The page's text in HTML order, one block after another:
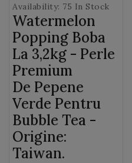
Availability: 75 In Stock
Watermelon
Popping Boba
La 3,2kg - Perle
Premium
De Pepene
Verde Pentru
Bubble Tea -
Origine:
Taiwan.